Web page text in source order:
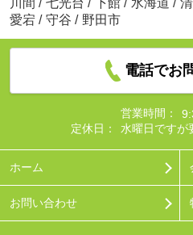
川間 / 七光台 / 下館 / 水海道 /
愛宕 / 守谷 / 野田市
電話でお
営業時間：
定休日：
水曜日ですが
ホーム
お問い合わせ